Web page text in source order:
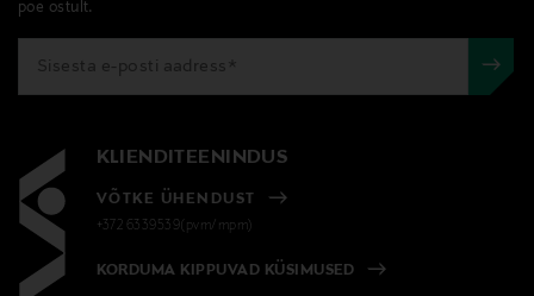
poe ostult.
KLIENDITEENINDUS
VÕTKE ÜHENDUST
+372 6339539(pvm/mpm)
KORDUMA KIPPUVAD KÜSIMUSED